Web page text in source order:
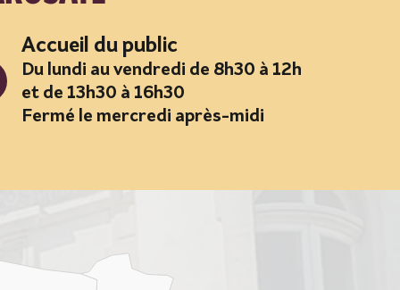
Accueil du public
Du lundi au vendredi de 8h30 à 12h
et de 13h30 à 16h30
Fermé le mercredi après-midi